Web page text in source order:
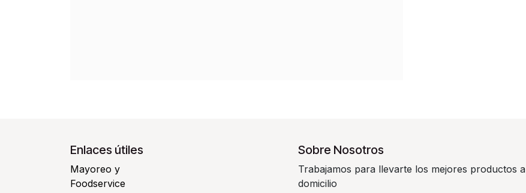
Enlaces útiles
Mayoreo y
Foodservice
Sobre Nosotros
Trabajamos para llevarte los mejores productos a
domicilio